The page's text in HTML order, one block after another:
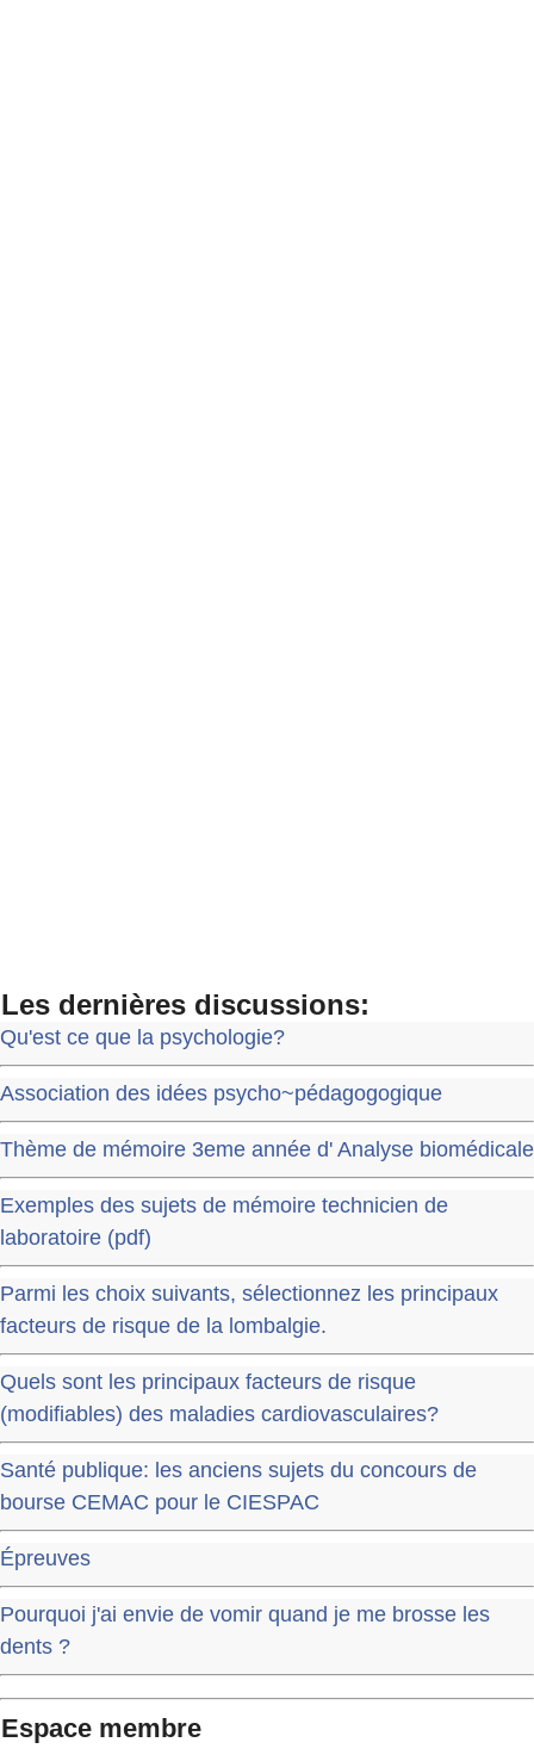
Les dernières discussions:
Qu'est ce que la psychologie?
Association des idées psycho~pédagogogique
Thème de mémoire 3eme année d' Analyse biomédicale
Exemples des sujets de mémoire technicien de
laboratoire (pdf)
Parmi les choix suivants, sélectionnez les principaux
facteurs de risque de la lombalgie.
Quels sont les principaux facteurs de risque
(modifiables) des maladies cardiovasculaires?
Santé publique: les anciens sujets du concours de
bourse CEMAC pour le CIESPAC
Épreuves
Pourquoi j'ai envie de vomir quand je me brosse les
dents ?
Espace membre